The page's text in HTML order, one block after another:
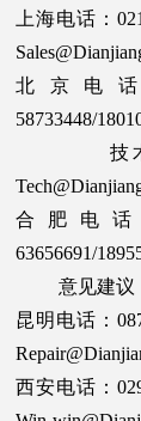
上海电话：
北京电话
58733448/
技术
合肥电话
63656691/
意见建议：
昆明电话：
西安电话：